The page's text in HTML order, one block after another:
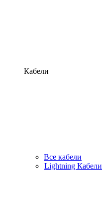
Кабели
Все кабели
Lightning Кабели